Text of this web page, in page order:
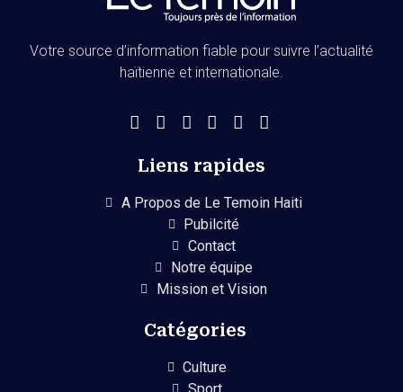
Votre source d’information fiable pour suivre l’actualité
haïtienne et internationale.
Liens rapides
A Propos de Le Temoin Haiti
Pubilcité
Contact
Notre équipe
Mission et Vision
Catégories
Culture